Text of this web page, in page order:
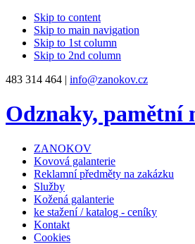
Skip to content
Skip to main navigation
Skip to 1st column
Skip to 2nd column
483 314 464 | info@zanokov.cz
Odznaky, pamětní
ZANOKOV
Kovová galanterie
Reklamní předměty na zakázku
Služby
Kožená galanterie
ke stažení / katalog - ceníky
Kontakt
Cookies